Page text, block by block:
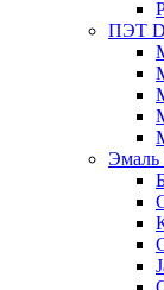
ПЭТ
Эмаль